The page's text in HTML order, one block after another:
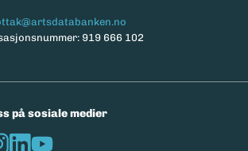
919 666 102
på sosiale medier